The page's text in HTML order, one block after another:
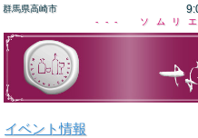
群馬県高崎市
--- ソムリ
イベント情報